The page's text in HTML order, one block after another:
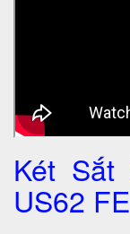
Két Sắt
US62